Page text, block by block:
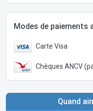
Modes de paiements
Carte Visa
Chèques ANCV
Quand